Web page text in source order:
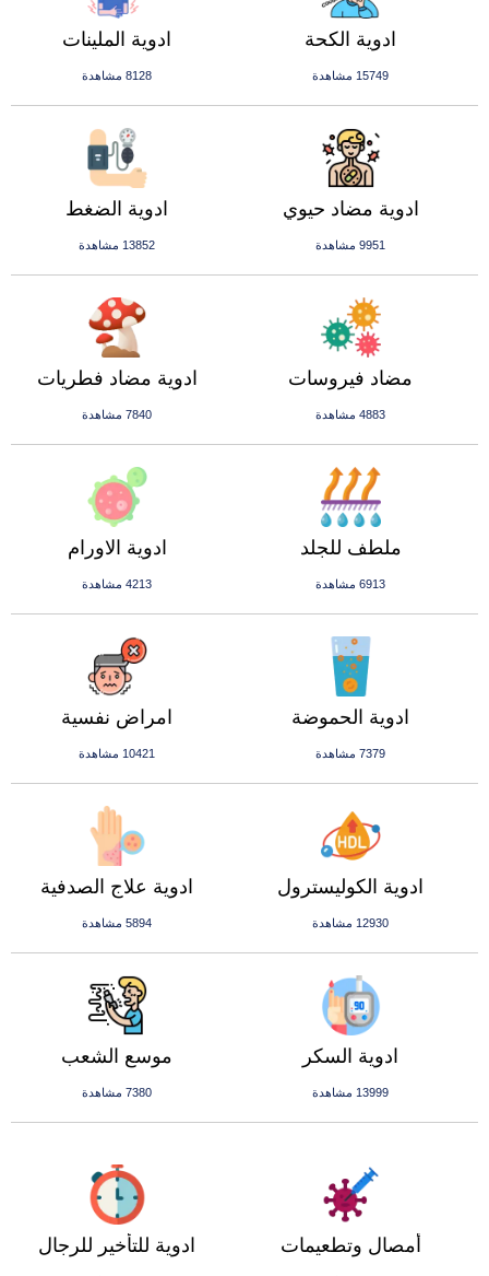
ادوية الملينات
8128 مشاهدة
ادوية الكحة
15749 مشاهدة
ادوية الضغط
13852 مشاهدة
ادوية مضاد حيوي
9951 مشاهدة
ادوية مضاد فطريات
7840 مشاهدة
مضاد فيروسات
4883 مشاهدة
ادوية الاورام
4213 مشاهدة
ملطف للجلد
6913 مشاهدة
امراض نفسية
10421 مشاهدة
ادوية الحموضة
7379 مشاهدة
ادوية علاج الصدفية
5894 مشاهدة
ادوية الكوليسترول
12930 مشاهدة
موسع الشعب
7380 مشاهدة
ادوية السكر
13999 مشاهدة
ادوية للتأخير للرجال أمصال وتطعيمات